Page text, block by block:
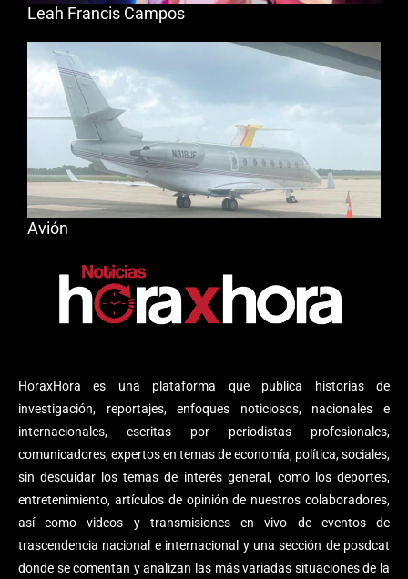
HoraxHora es una plataforma que publica historias de
investigación, reportajes, enfoques noticiosos, nacionales e
internacionales, escritas por periodistas profesionales,
comunicadores, expertos en temas de economía, política, sociales,
sin descuidar los temas de interés general, como los deportes,
entretenimiento, artículos de opinión de nuestros colaboradores,
así como videos y transmisiones en vivo de eventos de
trascendencia nacional e internacional y una sección de posdcat
donde se comentan y analizan las más variadas situaciones de la
Leah Francis Campos
Avión